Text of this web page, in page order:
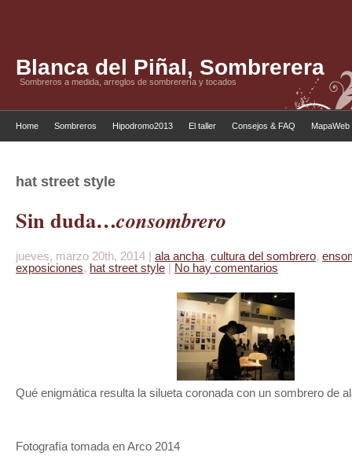
Blanca del Piñal, Sombrerera
Sombreros a medida, arreglos de sombrerería y tocados
Home Sombreros Hipodromo2013 El taller Consejos & FAQ MapaWeb
hat street style
Sin duda…consombrero
jueves, marzo 20th, 2014 | ala ancha, cultura del sombrero,
exposiciones, hat street style | No hay comentarios
Qué enigmática resulta la silueta coronada con un sombrero de
Fotografía tomada en Arco 2014